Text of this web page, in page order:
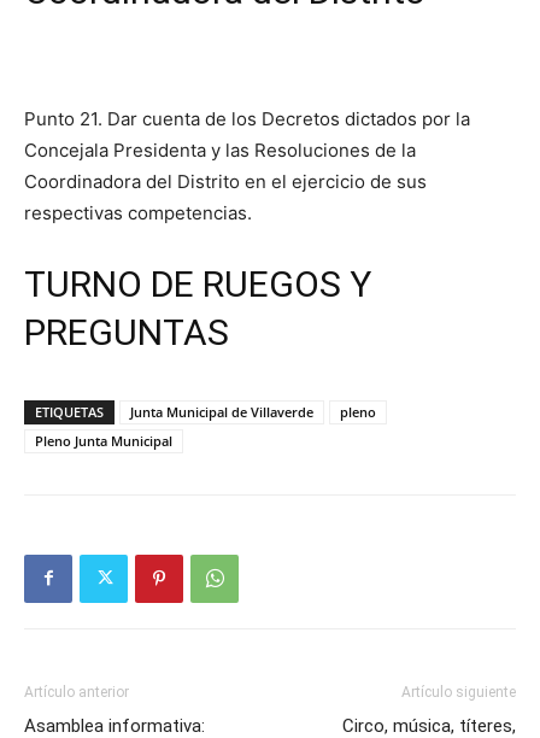
Punto 21. Dar cuenta de los Decretos dictados por la
Concejala Presidenta y las Resoluciones de la
Coordinadora del Distrito en el ejercicio de sus
respectivas competencias.
TURNO DE RUEGOS Y
PREGUNTAS
ETIQUETAS Junta Municipal de Villaverde
pleno
Pleno Junta Municipal
Artículo anterior
Asamblea informativa:
Artículo siguiente
Circo, música, títeres,